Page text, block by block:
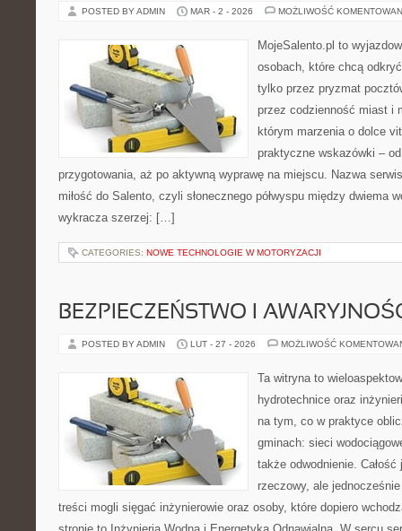
POSTED BY ADMIN MAR - 2 - 2026 MOŻLIWOŚĆ
MojeSalento.pl to
osobach, które chcą
tylko przez pryzmat
przez codzienność miast i
którym marzenia o dolce
praktyczne wskazówki –
przygotowania, aż po aktywną wyprawę na miejscu. Nazwa
miłość do Salento, czyli słonecznego półwyspu między dwiema
wykracza szerzej: […]
CATEGORIES: NOWE TECHNOLOGIE W MOTORYZACJI
BEZPIECZEŃSTWO I
POSTED BY ADMIN LUT - 27 - 2026 MOŻLIWOŚĆ
Ta witryna to
hydrotechnice oraz
na tym, co w praktyce
gminach: sieci
także odwodnienie.
rzeczowy, ale
treści mogli sięgać inżynierowie oraz osoby, które dopiero